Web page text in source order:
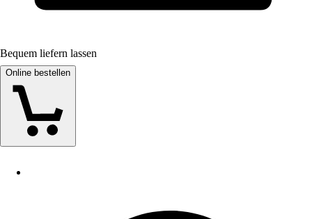
Bequem liefern lassen
Online bestellen